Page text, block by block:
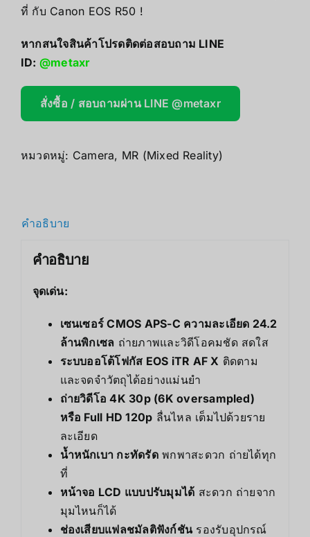
ที่ กับ Canon EOS R50 !
หากสนใจสินค้าโปรดติดต่อสอบถาม LINE
ID: @metaxr
สั่งซื้อ / สอบถามผ่าน LINE @metaxr
หมวดหมู่: Camera, MR (Mixed Reality)
คำอธิบาย
คำอธิบาย
จุดเด่น:
เซนเซอร์ CMOS APS-C ความละเอียด 24.2
ล้านพิกเซล ถ่ายภาพและวิดีโอคมชัด สดใส
ระบบออโต้โฟกัส EOS iTR AF X ติดตาม
และจดจำวัตถุได้อย่างแม่นยำ
ถ่ายวิดีโอ 4K 30p (6K oversampled)
หรือ Full HD 120p ลื่นไหล เต็มไปด้วยราย
ละเอียด
น้ำหนักเบา กะทัดรัดพกพาสะดวก ถ่ายได้ทุก
ที่
หน้าจอ LCD แบบปรับมุมได้ สะดวก ถ่ายจาก
มุมไหนก็ได้
ช่องเสียบแฟลชมัลติฟังก์ชันรองรับอุปกรณ์